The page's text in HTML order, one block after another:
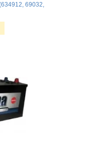
69032,